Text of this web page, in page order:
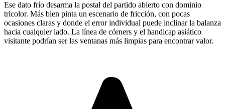
Ese dato frío desarma la postal del partido abierto con dominio
tricolor. Más bien pinta un escenario de fricción, con pocas
ocasiones claras y donde el error individual puede inclinar la balanza
hacia cualquier lado. La línea de córners y el handicap asiático
visitante podrían ser las ventanas más limpias para encontrar valor.